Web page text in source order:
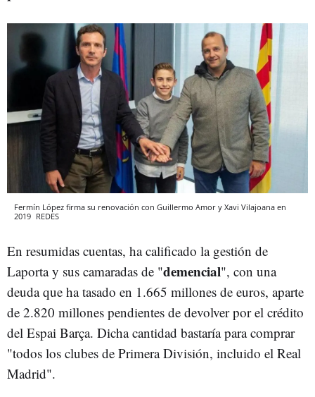
Fermín López firma su renovación con Guillermo Amor y Xavi Vilajoana en
2019 REDES
En resumidas cuentas, ha calificado la gestión de
Laporta y sus camaradas de "demencial", con una
deuda que ha tasado en 1.665 millones de euros, aparte
de 2.820 millones pendientes de devolver por el crédito
del Espai Barça. Dicha cantidad bastaría para comprar
"todos los clubes de Primera División, incluido el Real
Madrid".